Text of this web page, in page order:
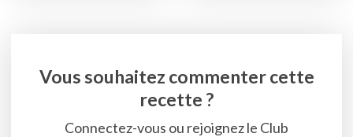
Vous souhaitez commenter cette
recette ?
Connectez-vous ou rejoignez le Club